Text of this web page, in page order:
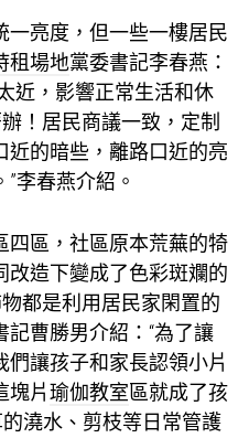
一亮度，但一些一樓居民
租場地黨委書記李春燕：
近，影響正常生活和休
！居民商議一致，定制
近的暗些，離路口近的亮
李春燕介紹。
四區，社區原本荒蕪的犄
改造下變成了色彩斑斕的
都是利用居民家閑置的
曹勝男介紹：“為了讓
讓孩子和家長認領小片
塊片瑜伽教室區就成了孩
的澆水、剪枝等日常管護